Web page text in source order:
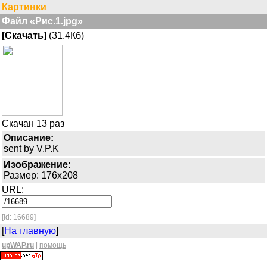
Картинки
Файл «Рис.1.jpg»
[Скачать] (31.4Кб)
Скачан 13 раз
Описание:
sent by V.P.K
Изображение:
Размер: 176x208
URL:
[id: 16689]
[На главную]
upWAP.ru помощь